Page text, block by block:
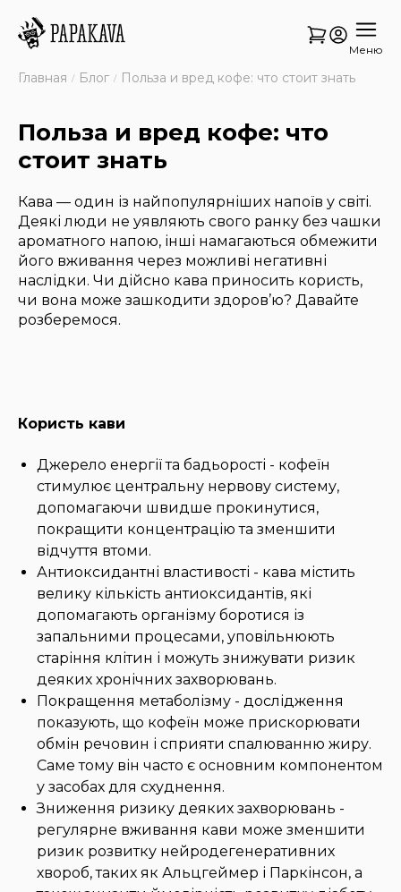
Меню
Главная Блог Польза и вред кофе: что стоит знать
Польза и вред кофе: что
стоит знать
Кава — один із найпопулярніших напоїв у світі.
Деякі люди не уявляють свого ранку без чашки
ароматного напою, інші намагаються обмежити
його вживання через можливі негативні
наслідки. Чи дійсно кава приносить користь,
чи вона може зашкодити здоров’ю? Давайте
розберемося.
Користь кави
Джерело енергії та бадьорості - кофеїн
стимулює центральну нервову систему,
допомагаючи швидше прокинутися,
покращити концентрацію та зменшити
відчуття втоми.
Антиоксидантні властивості - кава містить
велику кількість антиоксидантів, які
допомагають організму боротися із
запальними процесами, уповільнюють
старіння клітин і можуть знижувати ризик
деяких хронічних захворювань.
Покращення метаболізму - дослідження
показують, що кофеїн може прискорювати
обмін речовин і сприяти спалюванню жиру.
Саме тому він часто є основним компонентом
у засобах для схуднення.
Зниження ризику деяких захворювань -
регулярне вживання кави може зменшити
ризик розвитку нейродегенеративних
хвороб, таких як Альцгеймер і Паркінсон, а